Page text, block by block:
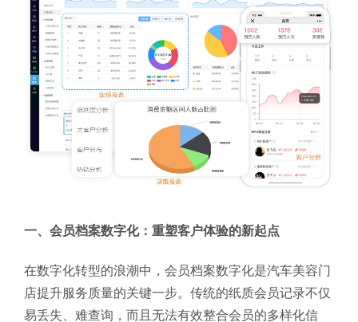
一、会员档案数字化：重塑客户体验的新起点
在数字化转型的浪潮中，会员档案数字化是汽车美容门
店提升服务质量的关键一步。传统的纸质会员记录不仅
易丢失、难查询，而且无法有效整合会员的多样化信